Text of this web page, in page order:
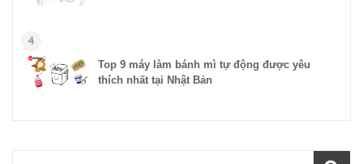
4
Top 9 máy làm bánh mì tự động được yêu
thích nhất tại Nhật Bản